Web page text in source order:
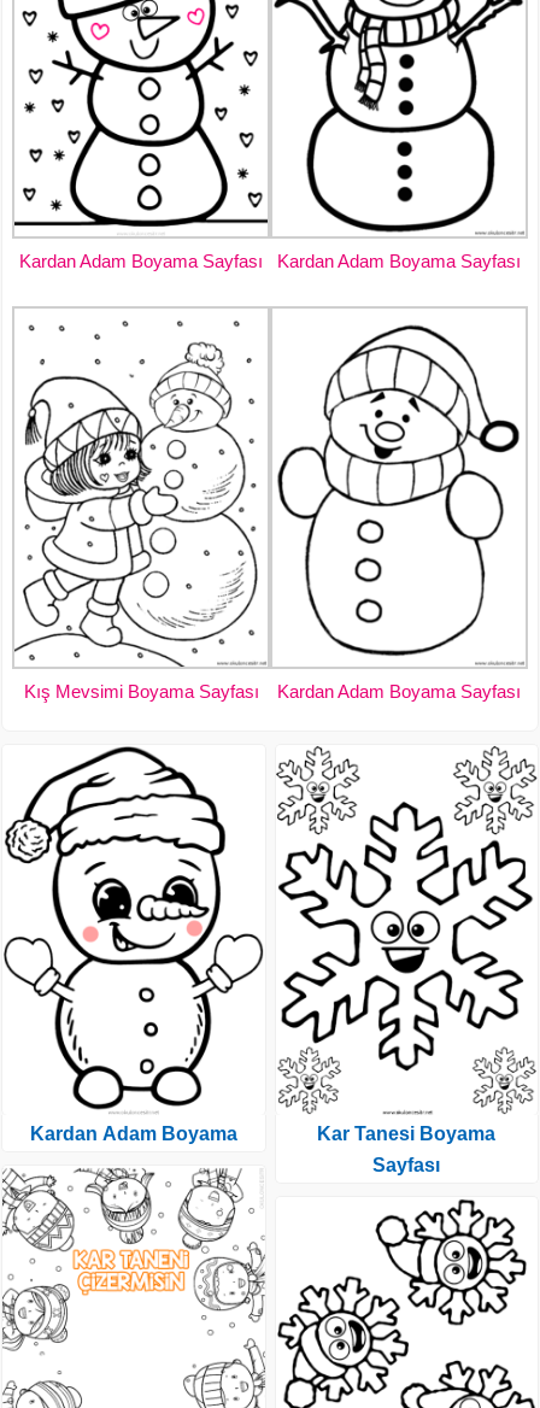
Kardan Adam Boyama Sayfası Kardan Adam Boyama Sayfası
Kış Mevsimi Boyama Sayfası Kardan Adam Boyama Sayfası
Kardan Adam Boyama
Kar Tanesi Boyama
Sayfası